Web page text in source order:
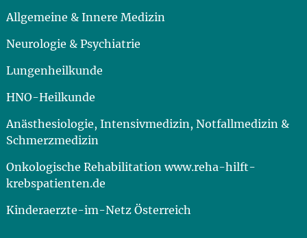
Allgemeine & Innere Medizin
Neurologie & Psychiatrie
Lungenheilkunde
HNO-Heilkunde
Anästhesiologie, Intensivmedizin, Notfallmedizin &
Schmerzmedizin
Onkologische Rehabilitation www.reha-hilft-
krebspatienten.de
Kinderaerzte-im-Netz Österreich